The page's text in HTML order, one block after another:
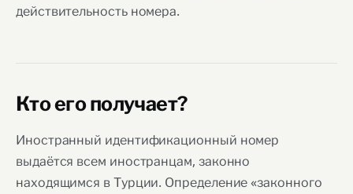
действительность номера.
Кто его получает?
Иностранный идентификационный номер
выдаётся всем иностранцам, законно
находящимся в Турции. Определение «законного